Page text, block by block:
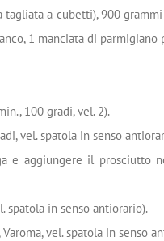
a cubetti), 900
1 manciata di parmigiano
100 gradi, vel. 2).
vel. spatola in senso
e aggiungere il prosciutto
spatola in senso antiorario).
vel. spatola in senso